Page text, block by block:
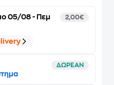
05/08 - Πεμ
2,00€
ΔΩΡΕΑΝ